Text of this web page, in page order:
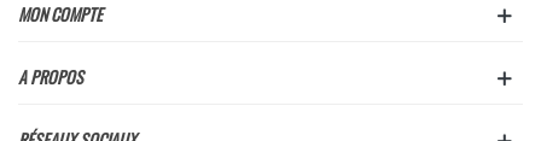
MON COMPTE
A PROPOS